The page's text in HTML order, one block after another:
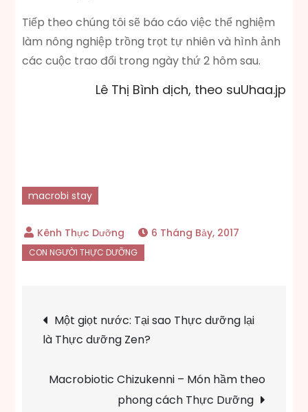
Tiếp theo chúng tôi sẽ báo cáo việc thể nghiệm
làm nông nghiệp trồng trọt tự nhiên và hình ảnh
các cuộc trao đổi trong ngày thứ 2 hôm sau.
Lê Thị Bình dịch, theo suUhaa.jp
macrobi stay
6 Tháng Bảy, 2017
Điều
hướng
bài
Một giọt nước: Tại sao Thực dưỡng lại
là Thực dưỡng Zen?
Macrobiotic Chizukenni – Món hầm theo
phong cách Thực Dưỡng